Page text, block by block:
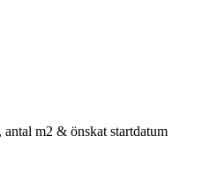
m2 & önskat startdatum